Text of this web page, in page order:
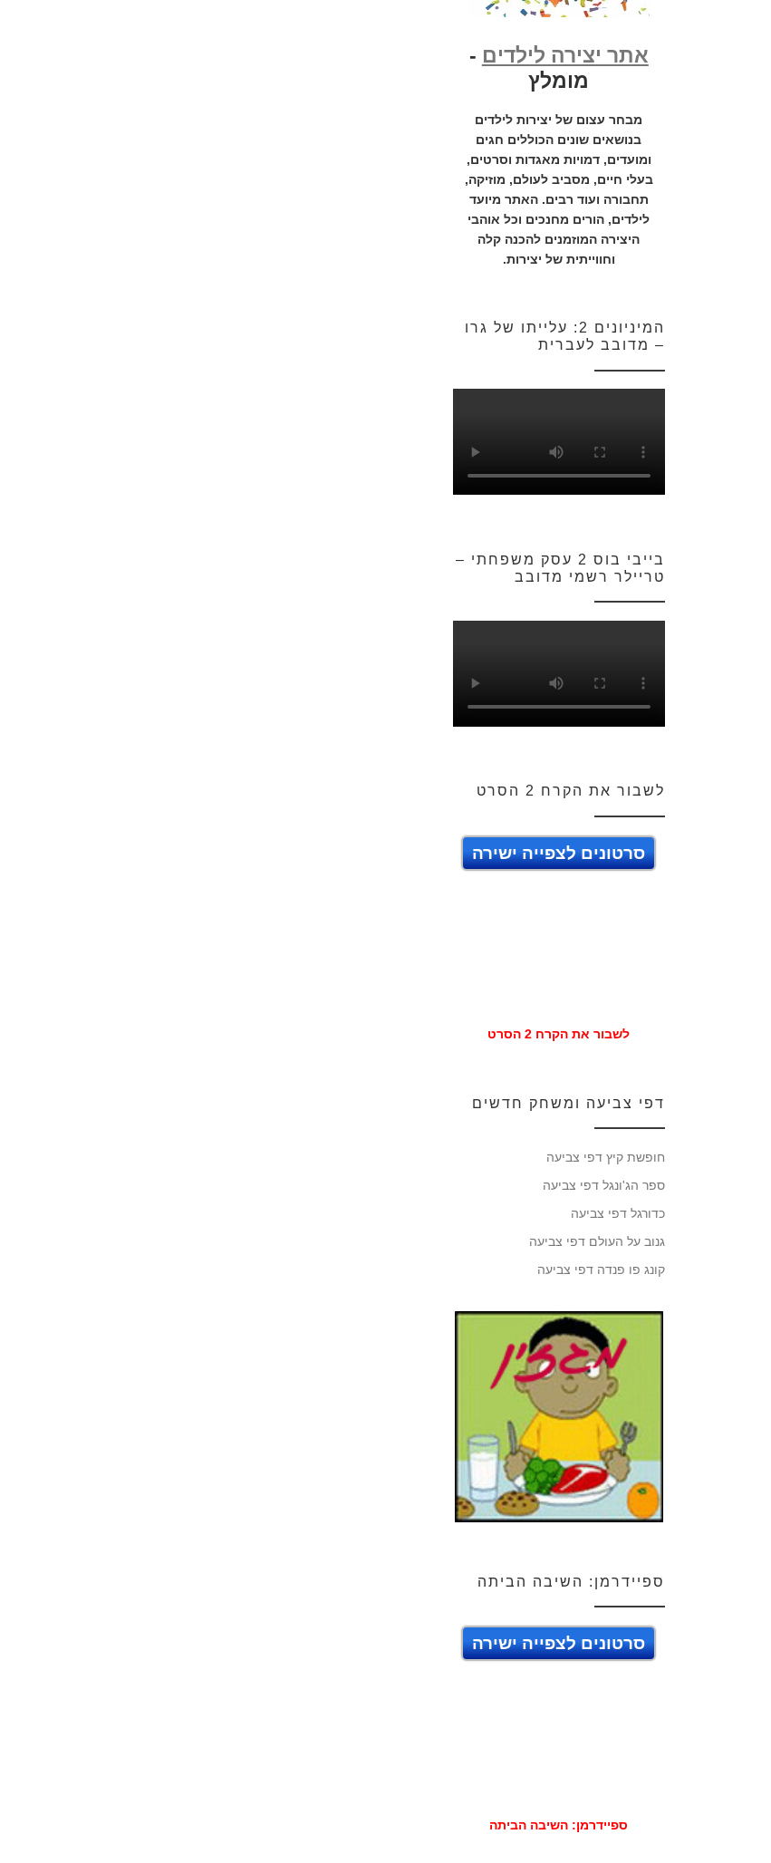
אתר יצירה לילדים -
מומלץ
מבחר עצום של יצירות לילדים
בנושאים שונים הכוללים חגים
ומועדים, דמויות מאגדות וסרטים,
בעלי חיים, מסביב לעולם, מוזיקה,
תחבורה ועוד רבים. האתר מיועד
לילדים, הורים מחנכים וכל אוהבי
היצירה המוזמנים להכנה קלה
וחווייתית של יצירות.
המיניונים 2: עלייתו של גרו
– מדובב לעברית
בייבי בוס 2 עסק משפחתי –
טריילר רשמי מדובב
לשבור את הקרח 2 הסרט
סרטונים לצפייה ישירה
לשבור את הקרח 2 הסרט
דפי צביעה ומשחק חדשים
חופשת קיץ דפי צביעה
ספר הג'ונגל דפי צביעה
כדורגל דפי צביעה
גנוב על העולם דפי צביעה
קונג פו פנדה דפי צביעה
ספיידרמן: השיבה הביתה
סרטונים לצפייה ישירה
ספיידרמן: השיבה הביתה